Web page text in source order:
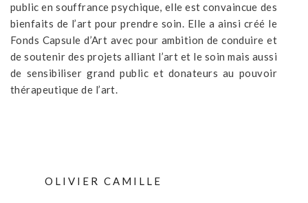
public en souffrance psychique, elle est convaincue des
bienfaits de l’art pour prendre soin. Elle a ainsi créé le
Fonds Capsule d’Art avec pour ambition de conduire et
de soutenir des projets alliant l’art et le soin mais aussi
de sensibiliser grand public et donateurs au pouvoir
thérapeutique de l’art.
OLIVIER CAMILLE